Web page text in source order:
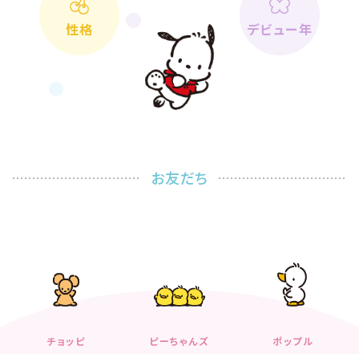
デビュー年
性格
お友だち
チョッピ
ピーちゃんズ
ポップル